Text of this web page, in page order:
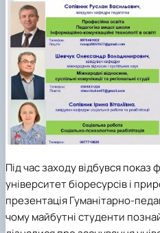
Під час заходу відбувся
університет біоресурсів і
презентація Гуманітарно-
чому майбутні студенти